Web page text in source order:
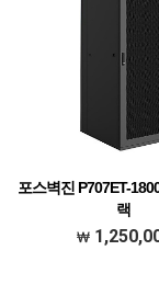
포스벽진 P707ET-
랙
H1800*D1000*W600